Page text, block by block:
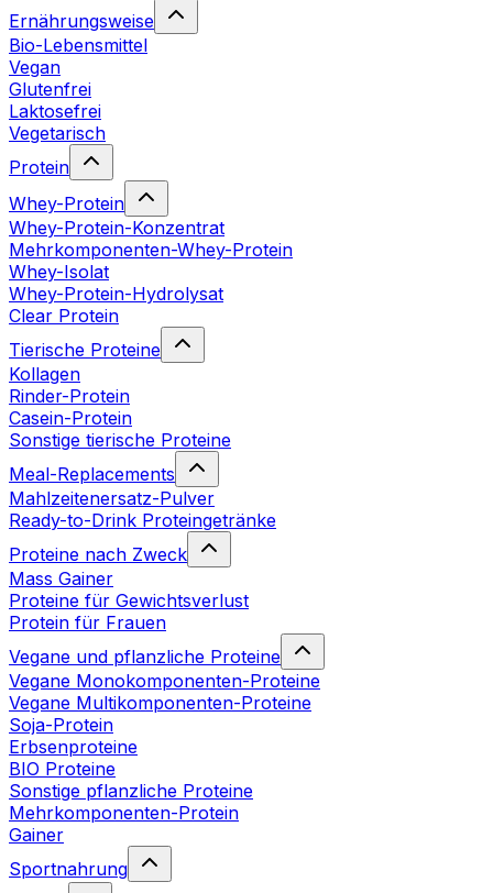
Ernährungsweise
Bio-Lebensmittel
Vegan
Glutenfrei
Laktosefrei
Vegetarisch
Protein
Whey-Protein
Whey-Protein-Konzentrat
Mehrkomponenten-Whey-Protein
Whey-Isolat
Whey-Protein-Hydrolysat
Clear Protein
Tierische Proteine
Kollagen
Rinder-Protein
Casein-Protein
Sonstige tierische Proteine
Meal-Replacements
Mahlzeitenersatz-Pulver
Ready-to-Drink Proteingetränke
Proteine nach Zweck
Mass Gainer
Proteine für Gewichtsverlust
Protein für Frauen
Vegane und pflanzliche Proteine
Vegane Monokomponenten-Proteine
Vegane Multikomponenten-Proteine
Soja-Protein
Erbsenproteine
BIO Proteine
Sonstige pflanzliche Proteine
Mehrkomponenten-Protein
Gainer
Sportnahrung